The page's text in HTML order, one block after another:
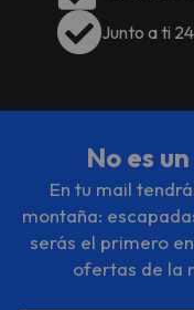
Junto a ti
No es
En tu mail
montaña:
serás el primero
ofertas de la